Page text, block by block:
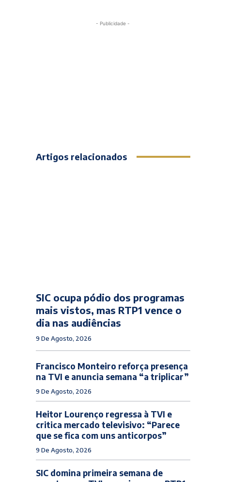
- Publicidade -
Artigos relacionados
SIC ocupa pódio dos programas
mais vistos, mas RTP1 vence o
dia nas audiências
9 De Agosto, 2026
Francisco Monteiro reforça presença
na TVI e anuncia semana “a triplicar”
9 De Agosto, 2026
Heitor Lourenço regressa à TVI e
critica mercado televisivo: “Parece
que se fica com uns anticorpos”
9 De Agosto, 2026
SIC domina primeira semana de